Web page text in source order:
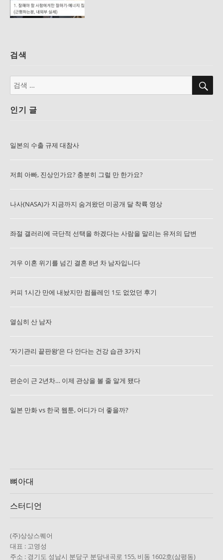
검색
검
색:
검
인기 글
일본의 수출 규제 대참사
저희 아빠, 진상인가요? 충분히 그럴 만 한가요?
나사(NASA)가 지금까지 숨겨왔던 미공개 달 착륙 영상
좌절 갤러리에 극단적 선택을 하겠다는 사람을 말리는 유저의 답변
겨우 이혼 위기를 넘긴 결혼 8년 차 남자입니다
커피 1시간 만에 내놨지만 컴플레인 1도 없었던 후기
열심히 산 남자
’자기관리 끝판왕’은 다 안다는 건강 습관 3가지
편순이 근 2년차… 이제 관상을 볼 줄 알게 됐다
일본 만화 vs 한국 웹툰, 어디가 더 좋을까?
뼈아대
스터디언
(주)상상스퀘어
대표 : 고영성
주소 : 경기도 성남시 분당구 분당내곡로 155, 비동 1602호(삼평동)